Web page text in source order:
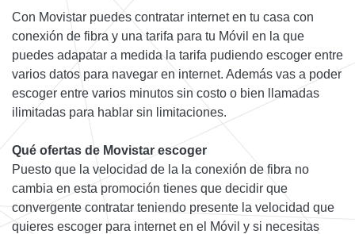
Con Movistar puedes contratar internet en tu casa con
conexión de fibra y una tarifa para tu Móvil en la que
puedes adapatar a medida la tarifa pudiendo escoger entre
varios datos para navegar en internet. Además vas a poder
escoger entre varios minutos sin costo o bien llamadas
ilimitadas para hablar sin limitaciones.
Qué ofertas de Movistar escoger
Puesto que la velocidad de la la conexión de fibra no
cambia en esta promoción tienes que decidir que
convergente contratar teniendo presente la velocidad que
quieres escoger para internet en el Móvil y si necesitas